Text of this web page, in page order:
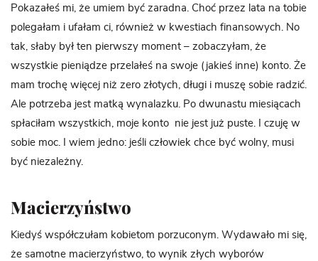
Pokazałeś mi, że umiem być zaradna. Choć przez lata na tobie
polegałam i ufałam ci, również w kwestiach finansowych. No
tak, słaby był ten pierwszy moment – zobaczyłam, że
wszystkie pieniądze przelałeś na swoje (jakieś inne) konto. Że
mam trochę więcej niż zero złotych, długi i muszę sobie radzić.
Ale potrzeba jest matką wynalazku. Po dwunastu miesiącach
spłaciłam wszystkich, moje konto nie jest już puste. I czuję w
sobie moc. I wiem jedno: jeśli człowiek chce być wolny, musi
być niezależny.
Macierzyństwo
Kiedyś współczułam kobietom porzuconym. Wydawało mi się,
że samotne macierzyństwo, to wynik złych wyborów